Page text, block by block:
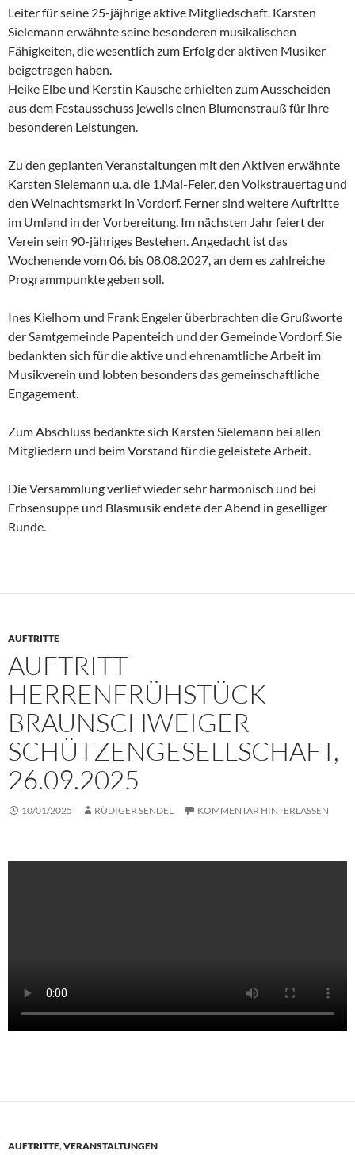
Leiter für seine 25-jäjhrige aktive Mitgliedschaft. Karsten
Sielemann erwähnte seine besonderen musikalischen
Fähigkeiten, die wesentlich zum Erfolg der aktiven Musiker
beigetragen haben.
Heike Elbe und Kerstin Kausche erhielten zum Ausscheiden
aus dem Festausschuss jeweils einen Blumenstrauß für ihre
besonderen Leistungen.
Zu den geplanten Veranstaltungen mit den Aktiven erwähnte
Karsten Sielemann u.a. die 1.Mai-Feier, den Volkstrauertag und
den Weinachtsmarkt in Vordorf. Ferner sind weitere Auftritte
im Umland in der Vorbereitung. Im nächsten Jahr feiert der
Verein sein 90-jähriges Bestehen. Angedacht ist das
Wochenende vom 06. bis 08.08.2027, an dem es zahlreiche
Programmpunkte geben soll.
Ines Kielhorn und Frank Engeler überbrachten die Grußworte
der Samtgemeinde Papenteich und der Gemeinde Vordorf. Sie
bedankten sich für die aktive und ehrenamtliche Arbeit im
Musikverein und lobten besonders das gemeinschaftliche
Engagement.
Zum Abschluss bedankte sich Karsten Sielemann bei allen
Mitgliedern und beim Vorstand für die geleistete Arbeit.
Die Versammlung verlief wieder sehr harmonisch und bei
Erbsensuppe und Blasmusik endete der Abend in geselliger
Runde.
AUFTRITTE
AUFTRITT
HERRENFRÜHSTÜCK
BRAUNSCHWEIGER
SCHÜTZENGESELLSCHAFT,
26.09.2025
10/01/2025 RÜDIGER SENDEL KOMMENTAR HINTERLASSEN
AUFTRITTE,VERANSTALTUNGEN